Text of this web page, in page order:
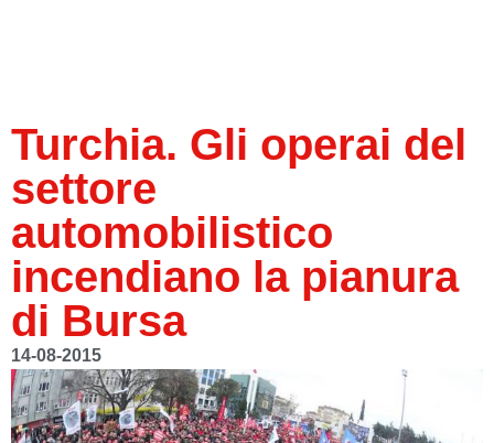
Turchia. Gli operai del
settore
automobilistico
incendiano la pianura
di Bursa
14-08-2015